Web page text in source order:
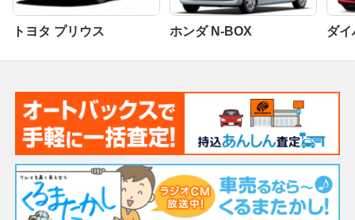
トヨタ プリウス ホンダ N-BOX ダイ